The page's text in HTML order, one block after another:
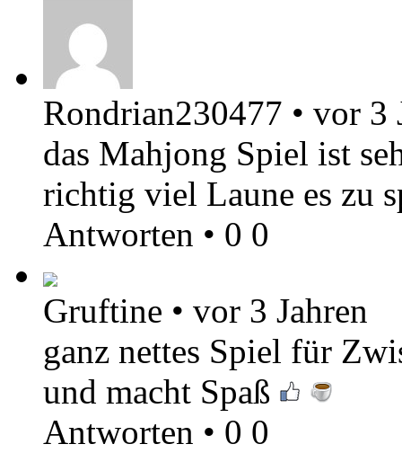
Rondrian230477 • vor 3
das Mahjong Spiel ist
richtig viel Laune es zu
Antworten • 0 0
Gruftine • vor 3 Jahren
ganz nettes Spiel für
und macht Spaß
Antworten • 0 0